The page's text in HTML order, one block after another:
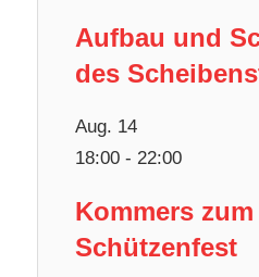
Aufbau und
des
Aug. 14
18:00- 22:00
Kommers zum
Schützenfest